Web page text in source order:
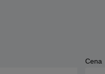
Cena